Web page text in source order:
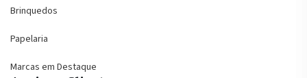
Brinquedos
Papelaria
Marcas em Destaque